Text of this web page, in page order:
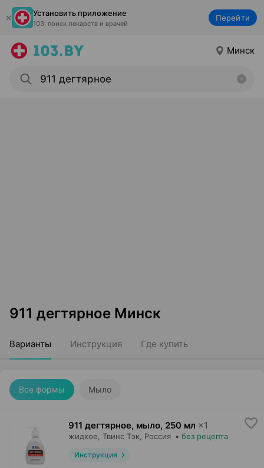
Установить приложение
103: поиск лекарств и врачей
Перейти
Минск
911 дегтярное Минск
Варианты Инструкция Где купить
Все формы Мыло
911 дегтярное, мыло, 250 мл ×1
жидкое, Твинс Тэк , Россия • без рецепта
Инструкция